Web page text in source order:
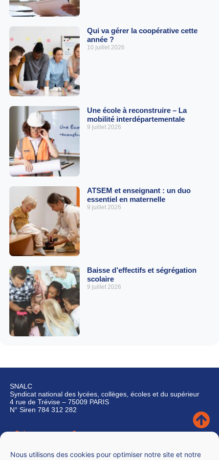
Nous utilisons des cookies pour optimiser notre site et notre
Qui va gérer la coopérative cette
année ?
10 juillet 2026
Une école à reconstruire – La
mobilité interdépartementale
9 juillet 2026
ATSEM et enseignant : un duo
essentiel en maternelle
9 juillet 2026
Baisse d’effectifs et ségrégation
scolaire
9 juillet 2026
SNALC
Syndicat national des lycées, collèges, écoles et du supérieur
4 rue de Trévise – 75009 PARIS
N° Siren 784 312 282
Qui sommes-nous ?